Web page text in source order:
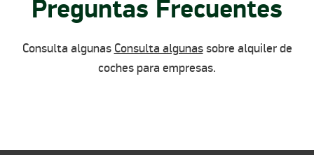
Preguntas Frecuentes
Consulta algunas Consulta algunassobre alquiler de
coches para empresas.